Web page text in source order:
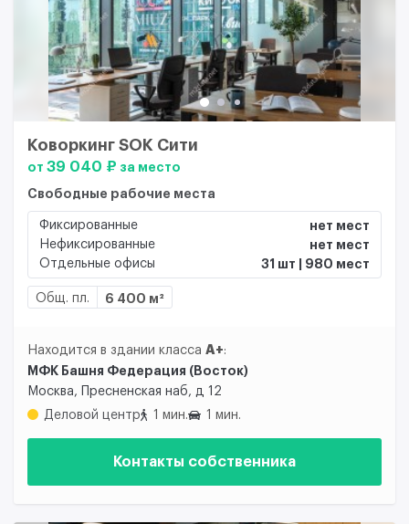
Коворкинг SOK Сити
от 39 040 ₽ за место
Свободные рабочие места
Фиксированные
нет мест
Нефиксированные
нет мест
Отдельные офисы
31 шт | 980 мест
Общ. пл. 6 400 м²
Находится в здании класса A+:
МФК Башня Федерация (Восток)
Москва, Пресненская наб, д 12
Деловой центр
1 мин. 1 мин.
Контакты собственника